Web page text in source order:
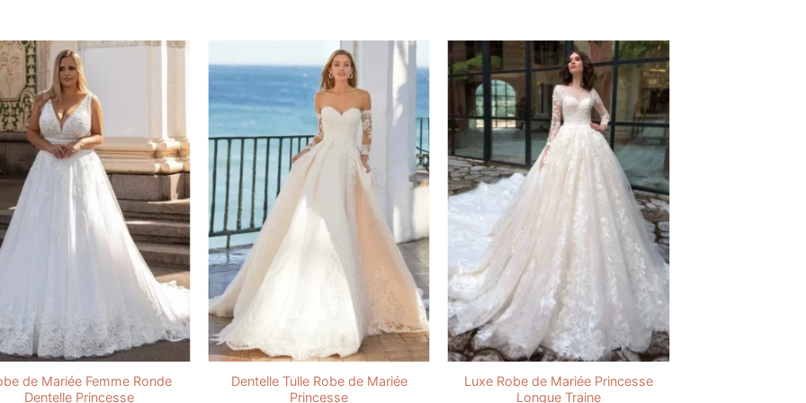
de Mariée Femme Ronde
Dentelle Princesse
Dentelle Tulle Robe de Mariée
Princesse
Luxe Robe de Mariée Princesse
Longue Traine